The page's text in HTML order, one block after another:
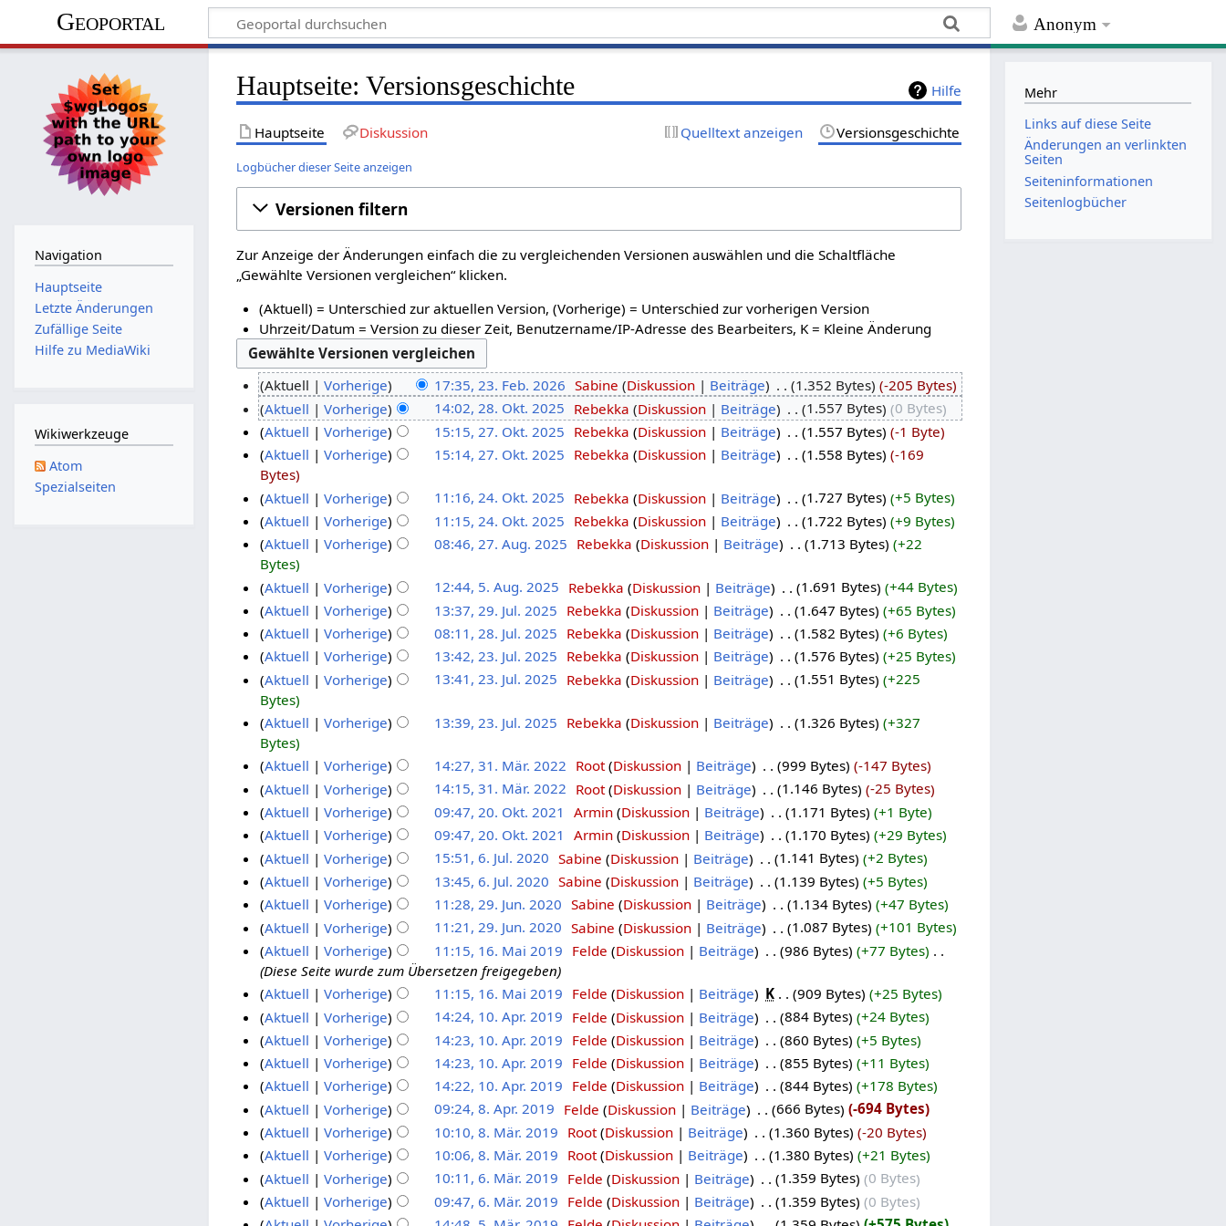
Anonym
Geoportal
Hilfe
Hauptseite: Versionsgeschichte
Hauptseite Diskussion Quelltext anzeigen Versionsgeschichte
Logbücher dieser Seite anzeigen
Versionen filtern
Zur Anzeige der Änderungen einfach die zu vergleichenden Versionen auswählen und die Schaltfläche
„Gewählte Versionen vergleichen“ klicken.
(Aktuell) = Unterschied zur aktuellen Version, (Vorherige) = Unterschied zur vorherigen Version
Uhrzeit/Datum = Version zu dieser Zeit, Benutzername/IP-Adresse des Bearbeiters, K = Kleine Änderung
Aktuell Vorherige 17:35, 23. Feb. 2026 Sabine Diskussion Beiträge 1.352 Bytes
-205 Bytes
Aktuell
Vorherige 14:02, 28. Okt. 2025 Rebekka Diskussion Beiträge 1.557 Bytes
0 Bytes
Aktuell
Vorherige 15:15, 27. Okt. 2025 Rebekka Diskussion Beiträge 1.557 Bytes
-1 Byte
Aktuell
Vorherige 15:14, 27. Okt. 2025 Rebekka Diskussion Beiträge 1.558 Bytes
-169
Bytes
Aktuell
Vorherige 11:16, 24. Okt. 2025 Rebekka Diskussion Beiträge 1.727 Bytes
+5 Bytes
Aktuell
Vorherige 11:15, 24. Okt. 2025 Rebekka Diskussion Beiträge 1.722 Bytes
+9 Bytes
Aktuell
Vorherige 08:46, 27. Aug. 2025 Rebekka Diskussion Beiträge 1.713 Bytes
+22
Bytes
Aktuell
Vorherige 12:44, 5. Aug. 2025 Rebekka Diskussion Beiträge 1.691 Bytes
+44 Bytes
Aktuell
Vorherige 13:37, 29. Jul. 2025 Rebekka Diskussion Beiträge 1.647 Bytes
+65 Bytes
Aktuell
Vorherige 08:11, 28. Jul. 2025 Rebekka Diskussion Beiträge 1.582 Bytes
+6 Bytes
Aktuell
Vorherige 13:42, 23. Jul. 2025 Rebekka Diskussion Beiträge 1.576 Bytes
+25 Bytes
Aktuell
Vorherige 13:41, 23. Jul. 2025 Rebekka Diskussion Beiträge 1.551 Bytes
+225
Bytes
Aktuell
Vorherige 13:39, 23. Jul. 2025 Rebekka Diskussion Beiträge 1.326 Bytes
+327
Bytes
Aktuell
Vorherige 14:27, 31. Mär. 2022 Root Diskussion Beiträge 999 Bytes
-147 Bytes
Aktuell
Vorherige 14:15, 31. Mär. 2022 Root Diskussion Beiträge 1.146 Bytes
-25 Bytes
Aktuell
Vorherige 09:47, 20. Okt. 2021 Armin Diskussion Beiträge 1.171 Bytes
+1 Byte
Aktuell
Vorherige 09:47, 20. Okt. 2021 Armin Diskussion Beiträge 1.170 Bytes
+29 Bytes
Aktuell
Vorherige 15:51, 6. Jul. 2020 Sabine Diskussion Beiträge 1.141 Bytes
+2 Bytes
Aktuell
Vorherige 13:45, 6. Jul. 2020 Sabine Diskussion Beiträge 1.139 Bytes
+5 Bytes
Aktuell
Vorherige 11:28, 29. Jun. 2020 Sabine Diskussion Beiträge 1.134 Bytes
+47 Bytes
Aktuell
Vorherige 11:21, 29. Jun. 2020 Sabine Diskussion Beiträge 1.087 Bytes
+101 Bytes
Aktuell
Vorherige 11:15, 16. Mai 2019 Felde Diskussion Beiträge 986 Bytes +77 Bytes
Diese Seite wurde zum Übersetzen freigegeben
Aktuell
Vorherige 11:15, 16. Mai 2019 Felde Diskussion Beiträge K 909 Bytes
+25 Bytes
Aktuell
Vorherige 14:24, 10. Apr. 2019 Felde Diskussion Beiträge 884 Bytes
+24 Bytes
Aktuell
Vorherige 14:23, 10. Apr. 2019 Felde Diskussion Beiträge 860 Bytes
+5 Bytes
Aktuell
Vorherige 14:23, 10. Apr. 2019 Felde Diskussion Beiträge 855 Bytes
+11 Bytes
Aktuell
Vorherige 14:22, 10. Apr. 2019 Felde Diskussion Beiträge 844 Bytes
+178 Bytes
Aktuell
Vorherige 09:24, 8. Apr. 2019 Felde Diskussion Beiträge 666 Bytes
-694 Bytes
Aktuell
Vorherige 10:10, 8. Mär. 2019 Root Diskussion Beiträge 1.360 Bytes
-20 Bytes
Aktuell
Vorherige 10:06, 8. Mär. 2019 Root Diskussion Beiträge 1.380 Bytes
+21 Bytes
Aktuell
Vorherige 10:11, 6. Mär. 2019 Felde Diskussion Beiträge 1.359 Bytes
0 Bytes
Aktuell
Vorherige 09:47, 6. Mär. 2019 Felde Diskussion Beiträge 1.359 Bytes
0 Bytes
Navigation
Hauptseite
Letzte Änderungen
Zufällige Seite
Hilfe zu MediaWiki
Wikiwerkzeuge
Atom
Spezialseiten
Mehr
Links auf diese Seite
Änderungen an verlinkten
Seiten
Seiten­­informationen
Seitenlogbücher